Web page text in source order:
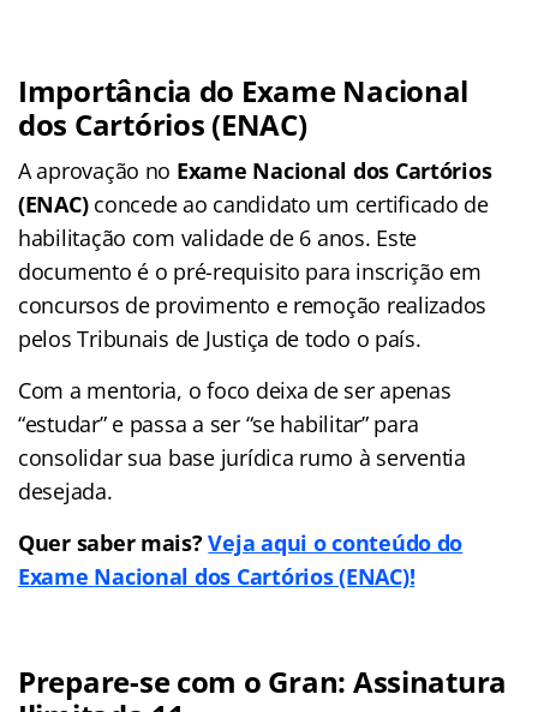
Importância do Exame Nacional
dos Cartórios (ENAC)
A aprovação no Exame Nacional dos Cartórios
(ENAC)concede ao candidato um certificado de
habilitação com validade de 6 anos. Este
documento é o pré-requisito para inscrição em
concursos de provimento e remoção realizados
pelos Tribunais de Justiça de todo o país.
Com a mentoria, o foco deixa de ser apenas
“estudar” e passa a ser “se habilitar” para
consolidar sua base jurídica rumo à serventia
desejada.
Quer saber mais?Veja aqui o conteúdo do
Exame Nacional dos Cartórios (ENAC)!
Prepare-se com o Gran: Assinatura